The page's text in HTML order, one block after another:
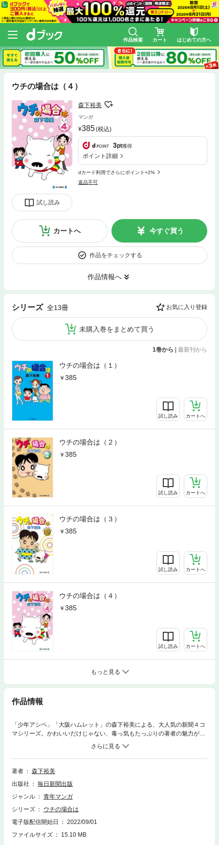
作品検索 カート はじめての方へ
ウチの場合は（４）
試し読み
森下裕美
マンガ
385(税込)
3pt獲得
ポイント詳細
dカード利用でさらにポイント+2%
返品不可
カートへ 今すぐ買う
作品をチェックする
作品情報へ
シリーズ 全13冊 お気に入り登録
未購入巻をまとめて買う
1巻から | 最新刊から
ウチの場合は（１）
385
試し読み カートへ
ウチの場合は（２）
385
試し読み カートへ
ウチの場合は（３）
385
試し読み カートへ
ウチの場合は（４）
385
試し読み カートへ
もっと見る
作品情報
「少年アシベ」「大阪ハムレット」の森下裕美による、大人気の新聞４コ
マシリーズ。かわいいだけじゃない、毒っ気もたっぷりの著者の魅力が爆
発しています！元気＋笑い＋愛＝それが大門家の人々です。
著者
森下裕美
出版社
毎日新聞出版
ジャンル
青年マンガ
シリーズ
ウチの場合は
電子版配信開始日
2022/09/01
ファイルサイズ
15.10 MB